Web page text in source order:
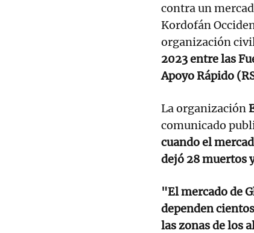
contra un
Kordofán
organización
2023 entre las
Apoyo Rápido
La organización
comunicado
cuando el
dejó 28 muertos
"El mercado de
dependen
las zonas de los